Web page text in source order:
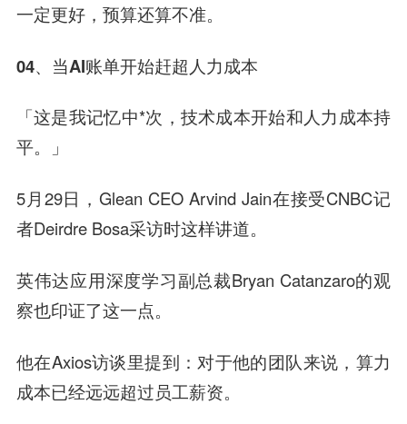
一定更好，预算还算不准。
04、当AI账单开始赶超人力成本
「这是我记忆中*次，技术成本开始和人力成本持
平。」
5月29日，Glean CEO Arvind Jain在接受CNBC记
者Deirdre Bosa采访时这样讲道。
英伟达应用深度学习副总裁Bryan Catanzaro的观
察也印证了这一点。
他在Axios访谈里提到：对于他的团队来说，算力
成本已经远远超过员工薪资。